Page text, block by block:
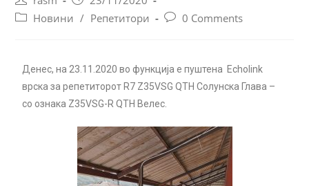
Новини / Репетитори 0 Comments
Денес, на 23.11.2020 во функција е пуштена Echolink
врска за репетиторот R7 Z35VSG QTH Солунска Глава –
со ознака Z35VSG-R QTH Велес.